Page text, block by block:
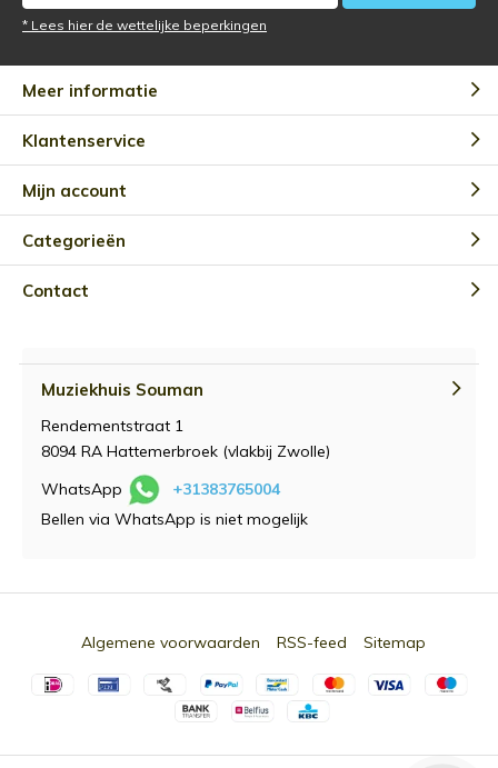
* Lees hier de wettelijke beperkingen
Meer informatie
Klantenservice
Mijn account
Categorieën
Contact
Muziekhuis Souman
Rendementstraat 1
8094 RA Hattemerbroek (vlakbij Zwolle)
WhatsApp
+31383765004
Bellen via WhatsApp is niet mogelijk
Algemene voorwaarden RSS-feed Sitemap